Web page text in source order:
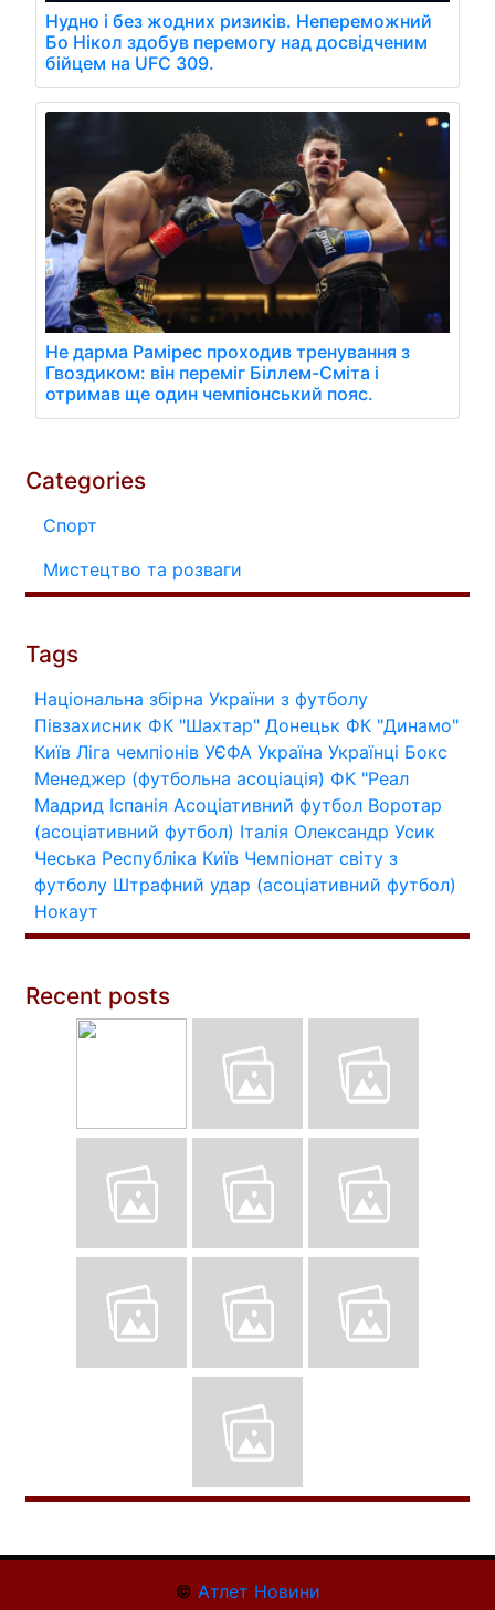
Нудно і без жодних ризиків. Непереможний
Бо Нікол здобув перемогу над досвідченим
бійцем на UFC 309.
Не дарма Рамірес проходив тренування з
Гвоздиком: він переміг Біллем-Сміта і
отримав ще один чемпіонський пояс.
Categories
Спорт
Мистецтво та розваги
Tags
Національна збірна України з футболу
Півзахисник ФК "Шахтар" Донецьк ФК "Динамо"
Київ Ліга чемпіонів УЄФА Україна Українці Бокс
Менеджер (футбольна асоціація) ФК "Реал
Мадрид Іспанія Асоціативний футбол Воротар
(асоціативний футбол) Італія Олександр Усик
Чеська Республіка Київ Чемпіонат світу з
футболу Штрафний удар (асоціативний футбол)
Нокаут
Recent posts
© Атлет Новини